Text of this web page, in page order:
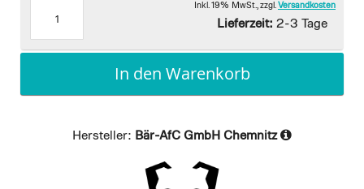
Inkl. 19% MwSt. zzgl. Versandkosten
Lieferzeit: 2-3 Tage
In den Warenkorb
Hersteller: Bär-AfC GmbH Chemnitz